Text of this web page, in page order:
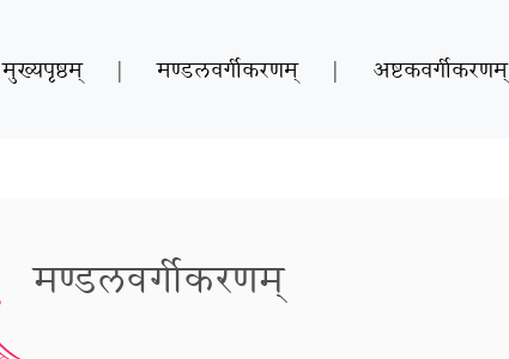
मुख्यपृष्ठम् | मण्डलवर्गीकरणम् | अष्टकवर्गीकरणम्
मण्डलवर्गीकरणम्